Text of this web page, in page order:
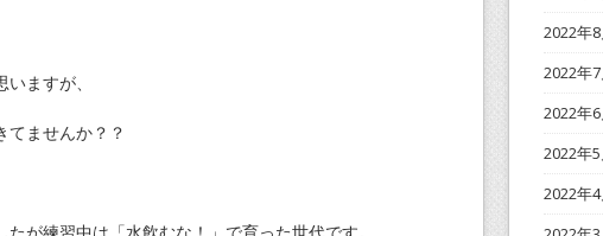
ますが、
てませんか？？
が練習中は「水飲むな！」で育った世代です。
2022年8
2022年7
2022年6
2022年5
2022年4